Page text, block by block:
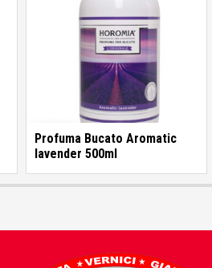
Profuma Bucato Aromatic
lavender 500ml